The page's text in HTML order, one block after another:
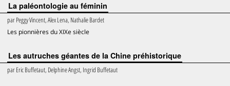
La paléontologie au féminin
parPeggy Vincent, Alex Lena, Nathalie Bardet
Les pionnières du XIXe siècle
Les autruches géantes de la Chine préhistorique
parEric Buffetaut, Delphine Angst, Ingrid Buffetaut